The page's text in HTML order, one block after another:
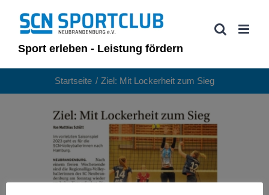
Inhalt
springenSport erleben - Leistung fördern
Startseite Ziel: Mit Lockerheit zum Sieg